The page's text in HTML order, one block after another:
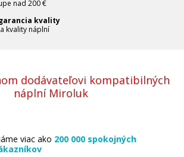
nad 200 €
kvality
kvality náplní
dodávateľovi kompatibilných
náplní Miroluk
viac ako 200 000 spokojných